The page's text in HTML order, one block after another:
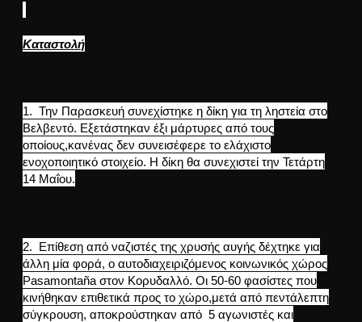
Καταστολή
1. Την Παρασκευή συνεχίστηκε η δίκη για τη ληστεία στο
Βελβεντό. Εξετάστηκαν έξι μάρτυρες από τους
οποίους,κανένας δεν συνεισέφερε το ελάχιστο
ενοχοποιητικό στοιχείο. Η δίκη θα συνεχιστεί την Τετάρτη
14 Μαΐου.
2. Επίθεση από ναζιστές της χρυσής αυγής δέχτηκε για
άλλη μία φορά, ο αυτοδιαχειριζόμενος κοινωνικός χώρος
Pasamontaña στον Κορυδαλλό. Οι 50-60 φασίστες που
κινήθηκαν επιθετικά προς το χώρο,μετά από πεντάλεπτη
σύγκρουση, αποκρούστηκαν από 5 αγωνιστές και